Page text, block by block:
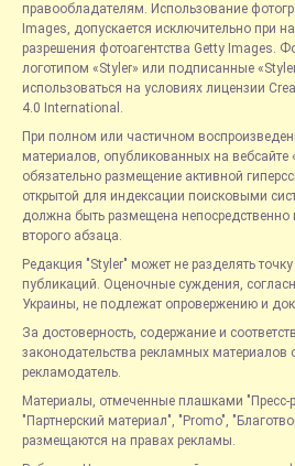
правообладателям. Использование
Images, допускается исключительно при
разрешения фотоагентства Getty Images.
логотипом «Styler» или подписанные
использоваться на условиях лицензии
4.0 International.
При полном или частичном
материалов, опубликованных на вебсайте
обязательно размещение активной
открытой для индексации поисковыми
должна быть размещена непосредственно
второго абзаца.
Редакция "Styler" может не разделять
публикаций. Оценочные суждения,
Украины, не подлежат опровержению и
За достоверность, содержание и
законодательства рекламных материалов
рекламодатель.
Материалы, отмеченные плашками "Пресс-
"Партнерский материал", "Promo",
размещаются на правах рекламы.